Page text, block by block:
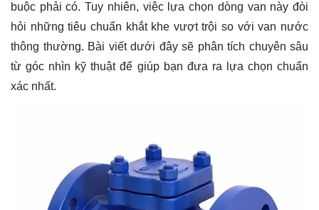
buộc phải có. Tuy nhiên, việc lựa chọn dòng van này đòi
hỏi những tiêu chuẩn khắt khe vượt trội so với van nước
thông thường. Bài viết dưới đây sẽ phân tích chuyên sâu
từ góc nhìn kỹ thuật để giúp bạn đưa ra lựa chọn chuẩn
xác nhất.